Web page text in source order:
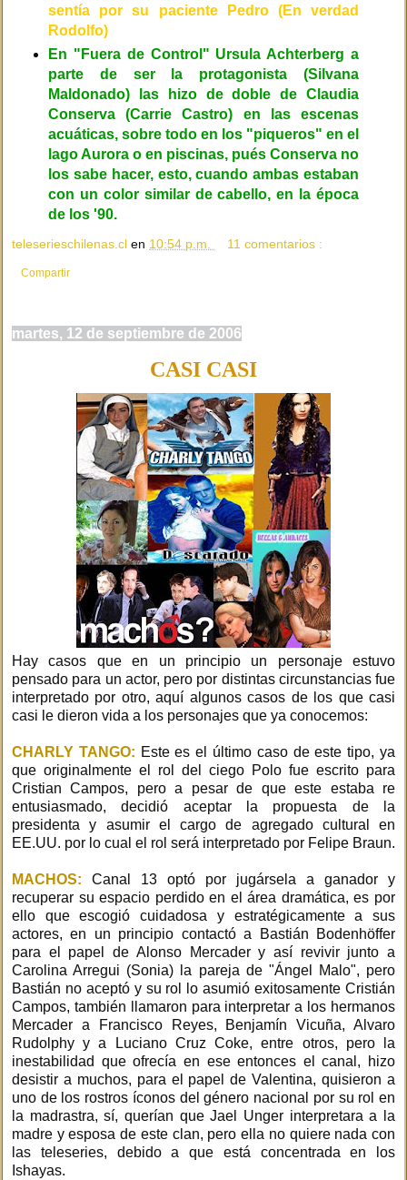
sentía por su paciente Pedro (En verdad
Rodolfo)
En "Fuera de Control" Ursula Achterberg a
parte de ser la protagonista (Silvana
Maldonado) las hizo de doble de Claudia
Conserva (Carrie Castro) en las escenas
acuáticas, sobre todo en los "piqueros" en el
lago Aurora o en piscinas, pués Conserva no
los sabe hacer, esto, cuando ambas estaban
con un color similar de cabello, en la época
de los '90.
teleserieschilenas.cl en 10:54 p.m. 11 comentarios :
Compartir
martes, 12 de septiembre de 2006
CASI CASI
Hay casos que en un principio un personaje estuvo
pensado para un actor, pero por distintas circunstancias fue
interpretado por otro, aquí algunos casos de los que casi
casi le dieron vida a los personajes que ya conocemos:
CHARLY TANGO: Este es el último caso de este tipo, ya
que originalmente el rol del ciego Polo fue escrito para
Cristian Campos, pero a pesar de que este estaba re
entusiasmado, decidió aceptar la propuesta de la
presidenta y asumir el cargo de agregado cultural en
EE.UU. por lo cual el rol será interpretado por Felipe Braun.
MACHOS: Canal 13 optó por jugársela a ganador y
recuperar su espacio perdido en el área dramática, es por
ello que escogió cuidadosa y estratégicamente a sus
actores, en un principio contactó a Bastián Bodenhöffer
para el papel de Alonso Mercader y así revivir junto a
Carolina Arregui (Sonia) la pareja de "Ángel Malo", pero
Bastián no aceptó y su rol lo asumió exitosamente Cristián
Campos, también llamaron para interpretar a los hermanos
Mercader a Francisco Reyes, Benjamín Vicuña, Alvaro
Rudolphy y a Luciano Cruz Coke, entre otros, pero la
inestabilidad que ofrecía en ese entonces el canal, hizo
desistir a muchos, para el papel de Valentina, quisieron a
uno de los rostros íconos del género nacional por su rol en
la madrastra, sí, querían que Jael Unger interpretara a la
madre y esposa de este clan, pero ella no quiere nada con
las teleseries, debido a que está concentrada en los
Ishayas.